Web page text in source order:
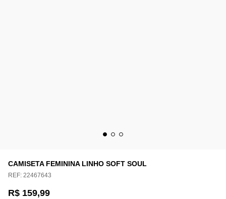
CAMISETA FEMININA LINHO SOFT SOUL
REF: 22467643
R$ 159,99